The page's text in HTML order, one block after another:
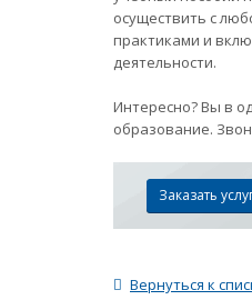
осуществить с
практиками и
деятельности.
Интересно? Вы в
образование.
Заказать
Вернуться к